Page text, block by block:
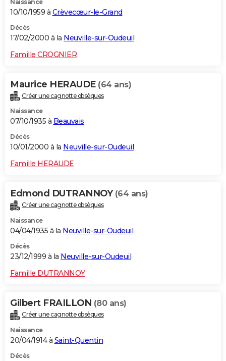
Naissance
10/10/1959 à Crèvecœur-le-Grand
Décès
17/02/2000 à la Neuville-sur-Oudeuil
Famille CROGNIER
Maurice HERAUDE (64 ans)
Créer une cagnotte obsèques
Naissance
07/10/1935 à Beauvais
Décès
10/01/2000 à la Neuville-sur-Oudeuil
Famille HERAUDE
Edmond DUTRANNOY (64 ans)
Créer une cagnotte obsèques
Naissance
04/04/1935 à la Neuville-sur-Oudeuil
Décès
23/12/1999 à la Neuville-sur-Oudeuil
Famille DUTRANNOY
Gilbert FRAILLON (80 ans)
Créer une cagnotte obsèques
Naissance
20/04/1914 à Saint-Quentin
Décès